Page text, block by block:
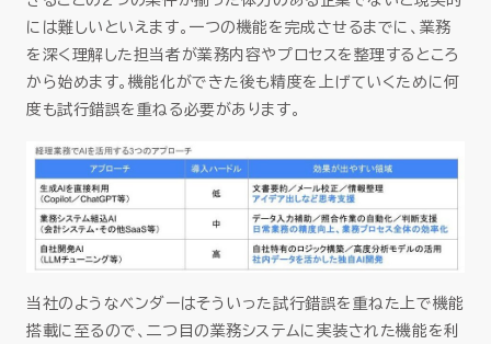
には難しいといえます。一つの機能を完成させるまでに、業務
を深く理解した担当者が業務内容やプロセスを整理するところ
から始めます。機能化ができた後も精度を上げていくために何
度も試行錯誤を重ねる必要があります。
当社のようなベンダーはそういった試行錯誤を重ねた上で機能
搭載に至るので、二つ目の業務システムに実装された機能を利